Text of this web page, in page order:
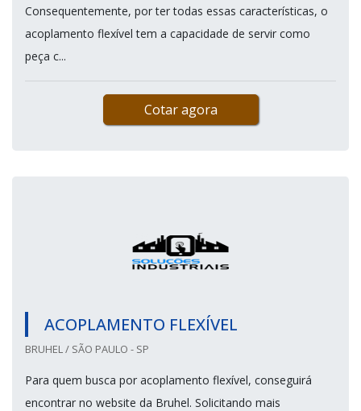
Consequentemente, por ter todas essas características, o
acoplamento flexível tem a capacidade de servir como
peça c...
Cotar agora
ACOPLAMENTO FLEXÍVEL
BRUHEL / SÃO PAULO - SP
Para quem busca por acoplamento flexível, conseguirá
encontrar no website da Bruhel. Solicitando mais